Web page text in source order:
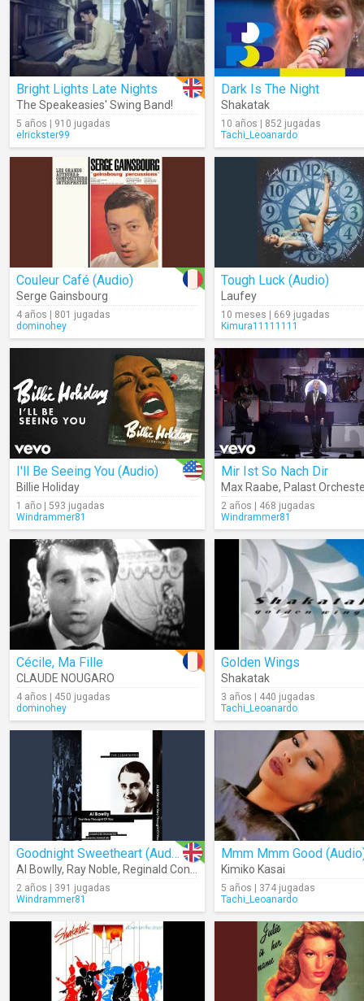
Bright Lights Late Nights
The Speakeasies' Swing Band!
5 años | 910 jugadas
elrickster99
Dark Is The Night
Shakatak
10 años | 852 jugadas
Tachi_Leoanardo
Couleur Café (Audio)
Serge Gainsbourg
4 años | 801 jugadas
dominohey
Tough Luck (Audio)
Laufey
10 meses | 669 jugadas
Kimura11111111
I'll Be Seeing You (Audio)
Billie Holiday
1 año | 593 jugadas
Windrammer81
Mir Ist So Nach Dir
Max Raabe, Palast
2 años | 468 jugadas
Windrammer81
Cécile, Ma Fille
CLAUDE NOUGARO
4 años | 450 jugadas
dominohey
Golden Wings
Shakatak
3 años | 440 jugadas
Tachi_Leoanardo
Goodnight Sweetheart (Audio)
Al Bowlly, Ray Noble, Reginald Connelly James Campbell
2 años | 391 jugadas
Windrammer81
Mmm Mmm Good
Kimiko Kasai
5 años | 374 jugadas
Tachi_Leoanardo